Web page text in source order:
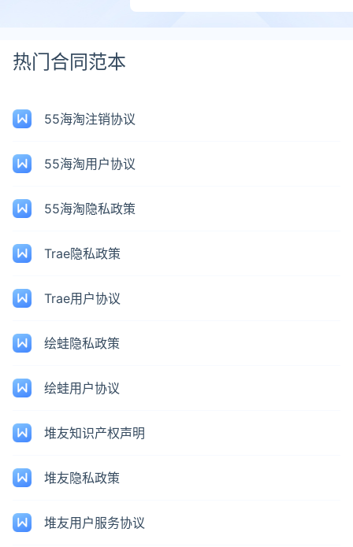
热门合同范本
55海淘注销协议
55海淘用户协议
55海淘隐私政策
Trae隐私政策
Trae用户协议
绘蛙隐私政策
绘蛙用户协议
堆友知识产权声明
堆友隐私政策
堆友用户服务协议